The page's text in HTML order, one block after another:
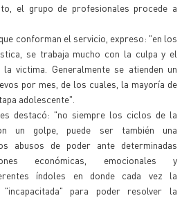
el grupo de profesionales procede a
conforman el servicio, expreso: "en los
se trabaja mucho con la culpa y el
victima. Generalmente se atienden un
por mes, de los cuales, la mayoría de
adolescente".
destacó: "no siempre los ciclos de la
un golpe, puede ser también una
abusos de poder ante determinadas
económicas, emocionales y
índoles en donde cada vez la
para poder resolver la